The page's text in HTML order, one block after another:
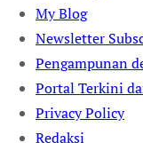
My Blog
Newsletter
Pengampunan
Portal Terkini
Privacy Policy
Redaksi